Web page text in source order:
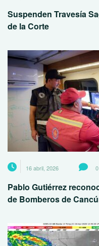
Suspenden Travesía
de la Corte
16 abril, 2026 0
Pablo Gutiérrez
de Bomberos de